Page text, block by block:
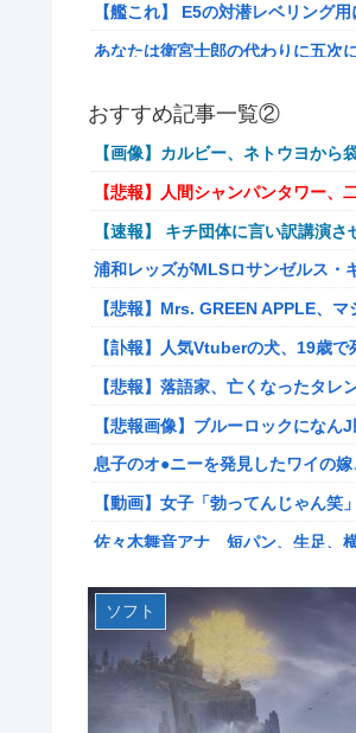
【艦これ】 E5の対潜レベリング
あなたは衛宮士郎の代わりに五次
海外「世界で日本を死守するぞ！
【悲報】若者「転勤とか無理」→
病気でウィッグと知った途端、女
給の地獄を見ることにｗｗ←人と
通学電車でイキリオタク3人組に
キョドって別車両へ逃走…20代に
専業主婦の私に毎日暴言電話をか
ス声で脅した結果←声優スキルの
【悲報】落語家、亡くなったタ
【悲報画像】ブルーロックにな
【画像】人気漫画「サンキューピ
【世も末】セクシー女優「熊本
海外「世界で日本を死守するぞ！
海外「全部日本の真似だったのか
米国「日本よ、そろそろ利上げし
「いきなりステーキ」の反対ｗｗ
【NGS】ルーサー緊急、新武器
おすすめ記事一覧②
【画像】カルビー、ネトウヨから
【悲報】人間シャンパンタワー、
【速報】 キチ団体に言い訳講演
浦和レッズがMLSロサンゼルス
【悲報】Mrs. GREEN APPLE、
【訃報】人気Vtuberの犬、19歳で
【悲報】落語家、亡くなったタ
【悲報画像】ブルーロックにな
息子のオ●ニーを発見したワイの
【動画】女子「勃ってんじゃん
佐々木舞音アナ 短パン、生足、
韓国型イージス搭載の次世代駆
【画像】フジの新人アナさん、二
某野党議員が「自分を批判する
ソフト